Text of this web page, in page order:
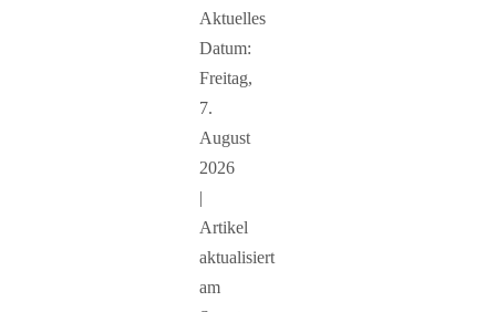
Aktuelles
Datum:
Freitag,
7.
August
2026
|
Artikel
aktualisiert
am